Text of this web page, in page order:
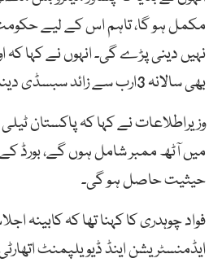
مکمل ہو گا، تاہم اس کے لیے
نہیں دینی پڑے گی۔ انہوں نے کہا کہ
بھی سالانہ 3ارب سے زائد سبسڈی دینا پڑے گی۔
وزیراطلاعات نے کہا کہ پاکستان
میں آٹھ ممبر شامل ہوں گے، بورڈ
حیثیت حاصل ہو گی۔
فواد چوہدری کا کہنا تھا کہ کابینہ
ایڈمنسٹریشن اینڈ ڈیویلپمنٹ